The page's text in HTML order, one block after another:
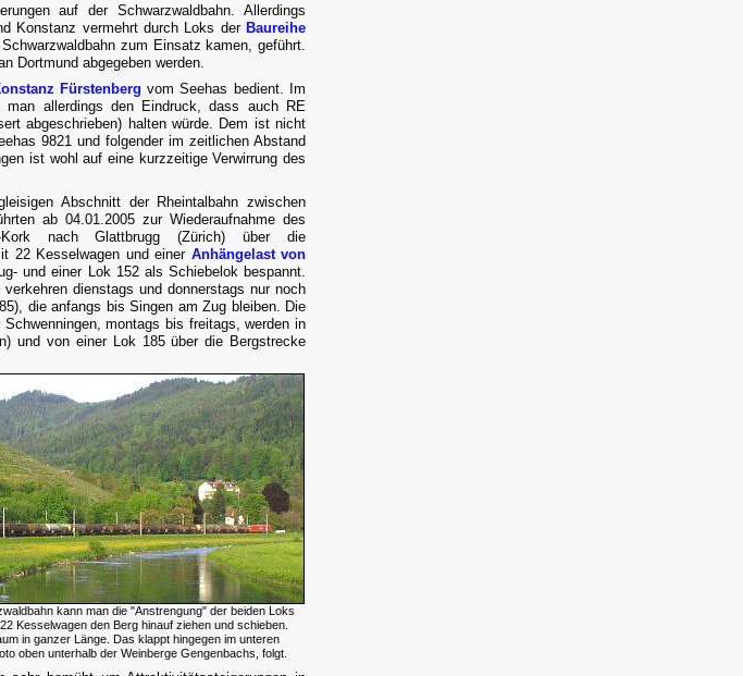
auf der Schwarzwaldbahn. Allerdings
Konstanz vermehrt durch Loks der Baureihe
zum Einsatz kamen, geführt.
Dortmund abgegeben werden.
Fürstenberg vom Seehas bedient. Im
man allerdings den Eindruck, dass auch RE
abgeschrieben) halten würde. Dem ist nicht
9821 und folgender im zeitlichen Abstand
ist wohl auf eine kurzzeitige Verwirrung des
Abschnitt der Rheintalbahn zwischen
ab 04.01.2005 zur Wiederaufnahme des
nach Glattbrugg (Zürich) über die
22 Kesselwagen und einer Anhängelast von
und einer Lok 152 als Schiebelok bespannt.
dienstags und donnerstags nur noch
die anfangs bis Singen am Zug bleiben. Die
montags bis freitags, werden in
und von einer Lok 185 über die Bergstrecke
kann man die "Anstrengung" der beiden Loks
Kesselwagen den Berg hinauf ziehen und schieben.
in ganzer Länge. Das klappt hingegen im unteren
oben unterhalb der Weinberge Gengenbachs, folgt.